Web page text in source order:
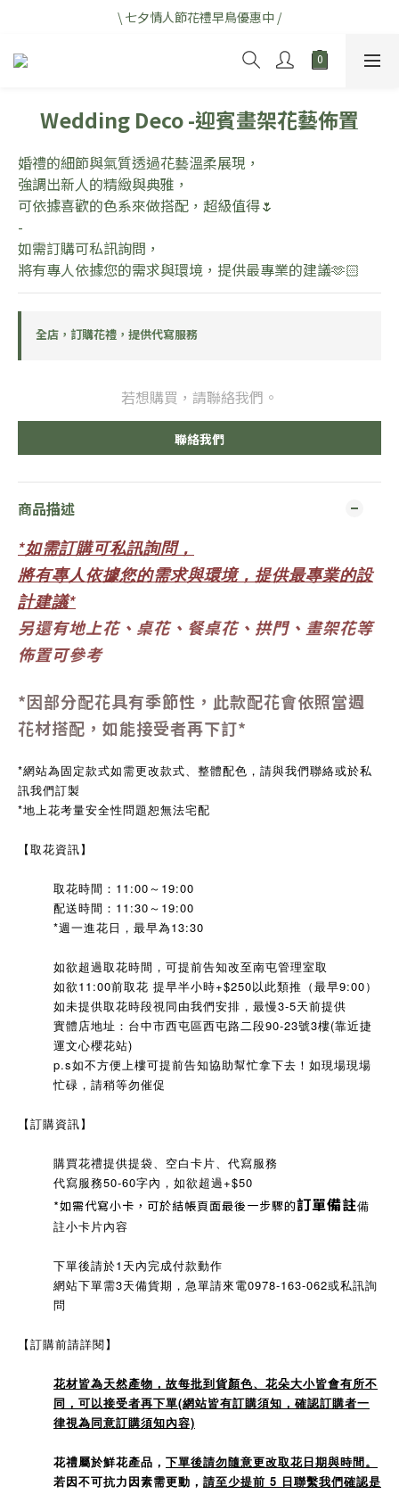
\ 七夕情人節花禮早鳥優惠中 /
\ 七夕情人節花禮早鳥優惠中 /
新加入會員！即送購物金$50元！
\ 七夕情人節花禮早鳥優惠中 /
Wedding Deco -迎賓畫架花藝佈置
婚禮的細節與氣質透過花藝溫柔展現，
強調出新人的精緻與典雅，
可依據喜歡的色系來做搭配，超級值得🌷
-
如需訂購可私訊詢問，
將有專人依據您的需求與環境，提供最專業的建議🫶🏻
全店，訂購花禮，提供代寫服務
若想購買，請聯絡我們。
聯絡我們
商品描述
*如需訂購可私訊詢問，
將有專人依據您的需求與環境，提供最專業的設
計建議*
另還有地上花、桌花、餐桌花、拱門、畫架花等
佈置可參考
*因部分配花具有季節性，此款配花會依照當週
花材搭配，如能接受者再下訂*
*網站為固定款式如需更改款式、整體配色，請與我們聯絡或於私
訊我們訂製
*地上花考量安全性問題恕無法宅配
【取花資訊】
取花時間：11:00～19:00
配送時間：11:30～19:00
*週一進花日，最早為13:30
如欲超過取花時間，可提前告知改至南屯管理室取
如欲11:00前取花 提早半小時+$250以此類推（最早9:00）
如未提供取花時段視同由我們安排，最慢3-5天前提供
實體店地址：台中市西屯區西屯路二段90-23號3樓(靠近捷
運文心櫻花站)
p.s如不方便上樓可提前告知協助幫忙拿下去！ 如現場現場
忙碌，請稍等勿催促
【訂購資訊】
購買花禮提供提袋、空白卡片、代寫服務
代寫服務50-60字內，如欲超過+$50
*如需代寫小卡，可於結帳頁面最後一步驟的訂單備註備
註小卡片內容
下單後請於1天內完成付款動作
網站下單需3天備貨期，急單請來電0978-163-062或私訊詢
問
【訂購前請詳閱】
花材皆為天然產物，故每批到貨顏色、花朵大小皆會有所不
同，可以接受者再下單(網站皆有訂購須知，確認訂購者一
律視為同意訂購須知內容)
花禮屬於鮮花產品， 下單後請勿隨意更改取花日期與時間。
若因不可抗力因素需更動， 請至少提前 5 日聯繫我們確認是